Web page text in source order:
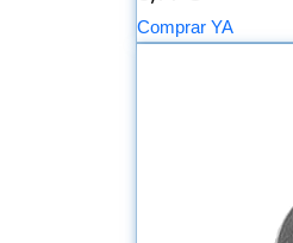
Comprar YA